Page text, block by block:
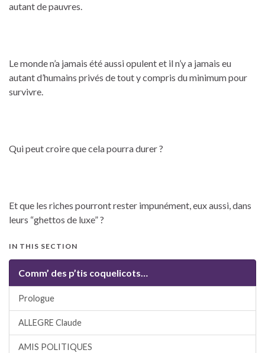
autant de pauvres.
Le monde n’a jamais été aussi opulent et il n’y a jamais eu
autant d’humains privés de tout y compris du minimum pour
survivre.
Qui peut croire que cela pourra durer ?
Et que les riches pourront rester impunément, eux aussi, dans
leurs “ghettos de luxe” ?
IN THIS SECTION
Comm’ des p’tis coquelicots…
Prologue
ALLEGRE Claude
AMIS POLITIQUES